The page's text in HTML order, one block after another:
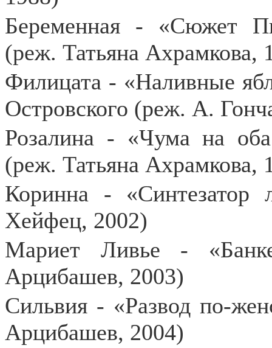
Беременная - «Сюжет
(реж. Татьяна Ахрамкова,
Филицата - «Наливные
Островского (реж. А.
Розалина - «Чума на
(реж. Татьяна Ахрамкова,
Коринна -
Хейфец, 2002)
Мариет Ливье -
Арцибашев, 2003)
Сильвия - «Развод по-
Арцибашев, 2004)